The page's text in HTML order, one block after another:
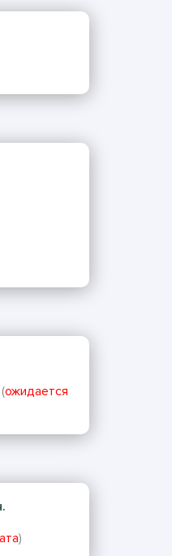
ожидается
)